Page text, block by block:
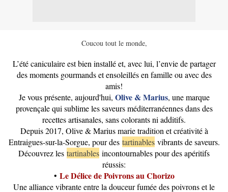
Coucou tout le monde,
L’été caniculaire est bien installé et, avec lui, l’envie de partager
des moments gourmands et ensoleillés en famille ou avec des
amis!
Je vous présente, aujourd'hui, Olive & Marius, une marque
provençale qui sublime les saveurs méditerranéennes dans des
recettes artisanales, sans colorants ni additifs.
Depuis 2017, Olive & Marius marie tradition et créativité à
Entraigues-sur-la-Sorgue, pour des tartinablesvibrants de saveurs.
Découvrez les tartinables incontournables pour des apéritifs
réussis:
• Le Délice de Poivrons au Chorizo
Une alliance vibrante entre la douceur fumée des poivrons et le